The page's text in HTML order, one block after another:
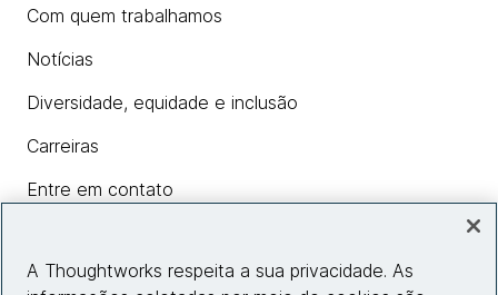
Com quem trabalhamos
Notícias
Diversidade, equidade e inclusão
Carreiras
Entre em contato
Insights
A Thoughtworks respeita a sua privacidade. As